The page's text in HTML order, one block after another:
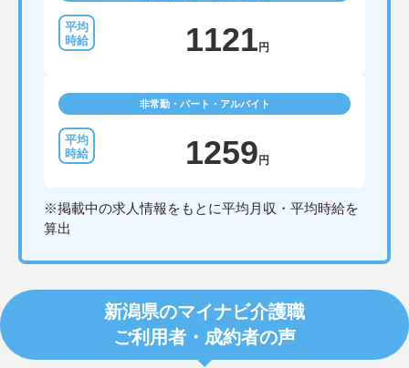
1121 円
非常勤・パート・アルバイト
1259 円
※掲載中の求人情報をもとに平均月収・平均時給を
算出
新潟県のマイナビ介護職
ご利用者・成約者の声